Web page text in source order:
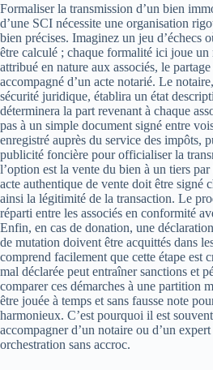
Formaliser la transmission d’un bien
d’une SCI nécessite une organisation
bien précises. Imaginez un jeu d’échecs
être calculé ; chaque formalité ici joue
attribué en nature aux associés, le
accompagné d’un acte notarié. Le
sécurité juridique, établira un état
déterminera la part revenant à chaque
pas à un simple document signé entre
enregistré auprès du service des impôts,
publicité foncière pour officialiser la
l’option est la vente du bien à un tiers
acte authentique de vente doit être signé
ainsi la légitimité de la transaction. Le
réparti entre les associés en conformité
Enfin, en cas de donation, une
de mutation doivent être acquittés dans
comprend facilement que cette étape est
mal déclarée peut entraîner sanctions et
comparer ces démarches à une partition
être jouée à temps et sans fausse note
harmonieux. C’est pourquoi il est
accompagner d’un notaire ou d’un
orchestration sans accroc.